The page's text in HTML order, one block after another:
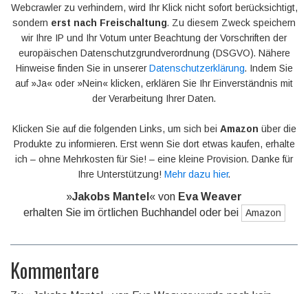
Webcrawler zu verhindern, wird Ihr Klick nicht sofort berücksichtigt,
sondern erst nach Freischaltung. Zu diesem Zweck speichern
wir Ihre IP und Ihr Votum unter Beachtung der Vorschriften der
europäischen Datenschutzgrundverordnung (DSGVO). Nähere
Hinweise finden Sie in unsererDatenschutzerklärung. Indem Sie
auf »Ja« oder »Nein« klicken, erklären Sie Ihr Einverständnis mit
der Verarbeitung Ihrer Daten.
Klicken Sie auf die folgenden Links, um sich bei Amazon über die
Produkte zu informieren. Erst wenn Sie dort etwas kaufen, erhalte
ich – ohne Mehrkosten für Sie! – eine kleine Provision. Danke für
Ihre Unterstützung! Mehr dazu hier.
»Jakobs Mantel « von Eva Weaver
erhalten Sie im örtlichen Buchhandel oder bei
Amazon
Kommentare